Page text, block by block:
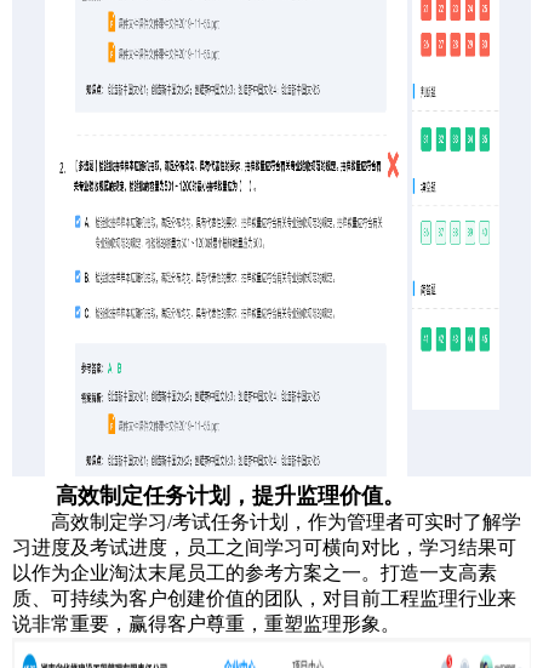
高效制定任务计划，提升监理价值。
高效制定学习/考试任务计划，作为管理者可实时了解学
习进度及考试进度，员工之间学习可横向对比，学习结果可
以作为企业淘汰末尾员工的参考方案之一。打造一支高素
质、可持续为客户创建价值的团队，对目前工程监理行业来
说非常重要，赢得客户尊重，重塑监理形象。